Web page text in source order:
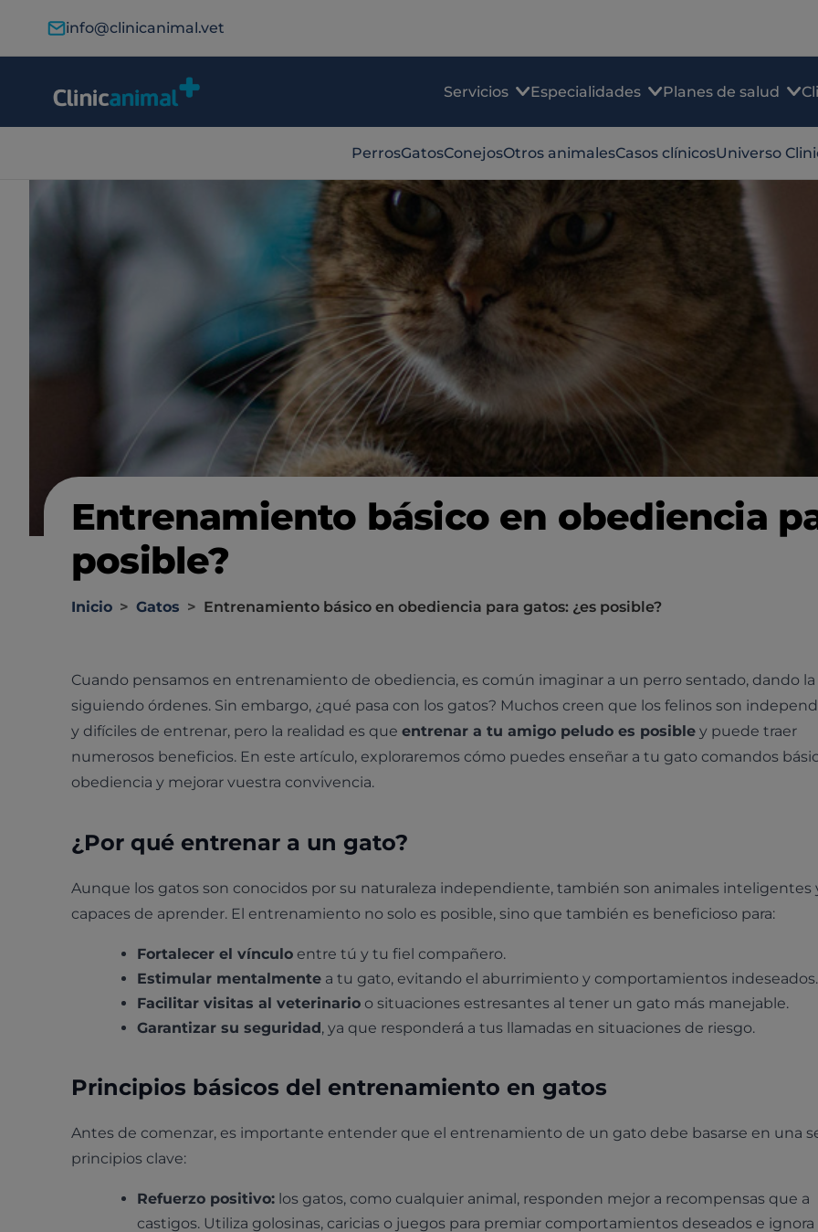
info@clinicanimal.vet
Servicios Especialidades Planes de salud
PerrosGatosConejosOtros animalesCasos clínicosUniverso
Entrenamiento básico en obediencia
posible?
Inicio > Gatos > Entrenamiento básico en obediencia para gatos: ¿es posible?
Cuando pensamos en entrenamiento de obediencia, es común imaginar a un perro sentado, dando la
siguiendo órdenes. Sin embargo, ¿qué pasa con los gatos? Muchos creen que los felinos son
y difíciles de entrenar, pero la realidad es que entrenar a tu amigo peludo es posible y puede traer
numerosos beneficios. En este artículo, exploraremos cómo puedes enseñar a tu gato comandos
obediencia y mejorar vuestra convivencia.
¿Por qué entrenar a un gato?
Aunque los gatos son conocidos por su naturaleza independiente, también son animales inteligentes
capaces de aprender. El entrenamiento no solo es posible, sino que también es beneficioso para:
Fortalecer el vínculo entre tú y tu fiel compañero.
Estimular mentalmente a tu gato, evitando el aburrimiento y comportamientos indeseados.
Facilitar visitas al veterinario o situaciones estresantes al tener un gato más manejable.
Garantizar su seguridad, ya que responderá a tus llamadas en situaciones de riesgo.
Principios básicos del entrenamiento en gatos
Antes de comenzar, es importante entender que el entrenamiento de un gato debe basarse en una
principios clave:
Refuerzo positivo: los gatos, como cualquier animal, responden mejor a recompensas que a
castigos. Utiliza golosinas, caricias o juegos para premiar comportamientos deseados e ignora